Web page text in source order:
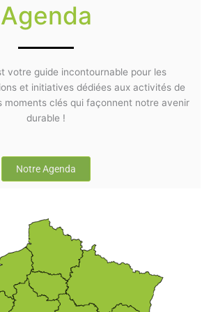
Agenda
votre guide incontournable pour les
et initiatives dédiées aux activités de
moments clés qui façonnent notre avenir
durable !
Notre Agenda